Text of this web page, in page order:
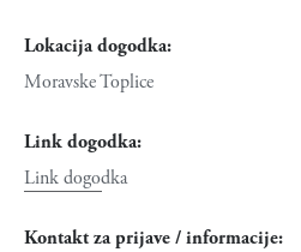
Lokacija dogodka:
Moravske Toplice
Link dogodka:
Link dogodka
Kontakt za prijave / informacije: